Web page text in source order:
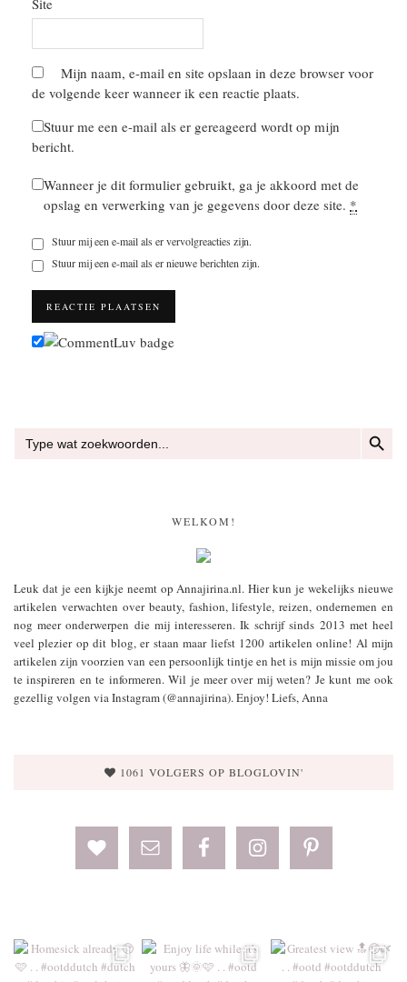
Site
Mijn naam, e-mail en site opslaan in deze browser voor
de volgende keer wanneer ik een reactie plaats.
Stuur me een e-mail als er gereageerd wordt op mijn
bericht.
Wanneer je dit formulier gebruikt, ga je akkoord met de
opslag en verwerking van je gegevens door deze site. *
Stuur mij een e-mail als er vervolgreacties zijn.
Stuur mij een e-mail als er nieuwe berichten zijn.
naar:
WELKOM!
Leuk dat je een kijkje neemt op Annajirina.nl. Hier kun je wekelijks nieuwe
artikelen verwachten over beauty, fashion, lifestyle, reizen, ondernemen en
nog meer onderwerpen die mij interesseren. Ik schrijf sinds 2013 met heel
veel plezier op dit blog, er staan maar liefst 1200 artikelen online! Al mijn
artikelen zijn voorzien van een persoonlijk tintje en het is mijn missie om jou
te inspireren en te informeren. Wil je meer over mij weten? Je kunt me ook
gezellig volgen via Instagram (@annajirina). Enjoy! Liefs, Anna
1061 VOLGERS OP BLOGLOVIN'